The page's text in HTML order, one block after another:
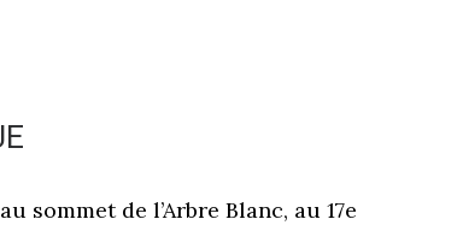
sommet de l’Arbre Blanc, au 17e